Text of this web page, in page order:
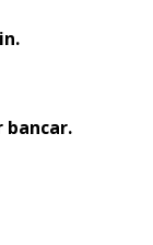
bancar.